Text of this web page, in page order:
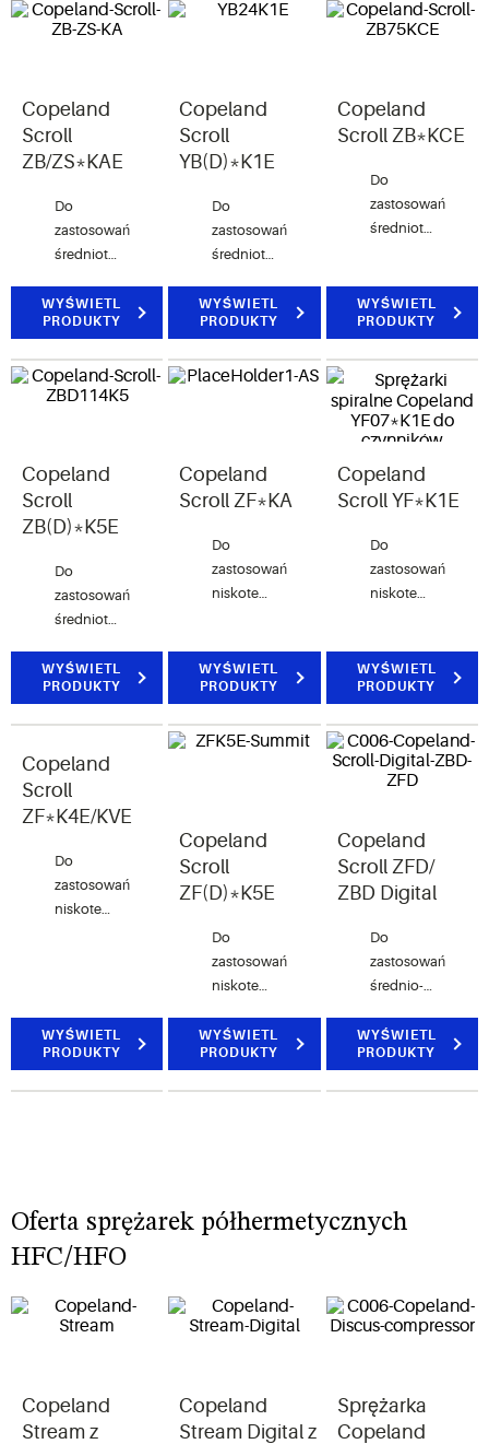
Copeland
Scroll
ZB/ZS*KAE
Do
zastosowań
średniotemperaturowych
hp)
WYŚWIETL
PRODUKTY
Copeland
Scroll
YB(D)*K1E
Do
zastosowań
średniotemperaturowych
do
czynników
A1 i A2L
WYŚWIETL
PRODUKTY
Copeland
Scroll ZB*KCE
Do
zastosowań
WYŚWIETL
PRODUKTY
Copeland
Scroll
ZB(D)*K5E
Do
zastosowań
średniotemperaturowych
hp)
WYŚWIETL
PRODUKTY
Copeland
Scroll ZF*KA
Do
zastosowań
niskotemperaturowych
WYŚWIETL
PRODUKTY
Copeland
Scroll YF*K1E
Do
zastosowań
czynników
chłodniczych
WYŚWIETL
PRODUKTY
Copeland
Scroll
ZF*K4E/KVE
Do
zastosowań
niskotemperaturowych
WYŚWIETL
PRODUKTY
Copeland
Scroll
ZF(D)*K5E
Do
zastosowań
niskotemperaturowych
WYŚWIETL
PRODUKTY
Copeland
Scroll ZFD/
ZBD Digital
Do
zastosowań
średnio- i
(3-7.5 hp)
WYŚWIETL
PRODUKTY
Oferta sprężarek półhermetycznych
HFC/HFO
Copeland
Stream z
Copeland
Stream Digital z
Sprężarka
Copeland